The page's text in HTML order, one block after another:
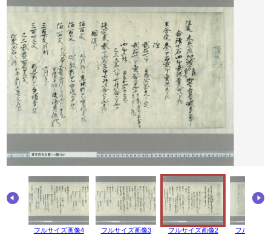
フルサイズ画像4 フルサイズ画像3 フルサイズ画像2 フルサイズ